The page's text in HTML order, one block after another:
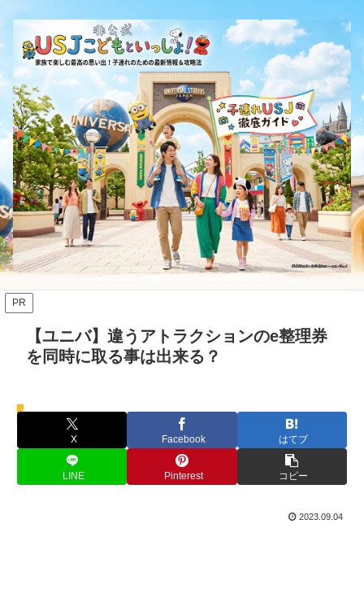
PR
【ユニバ】違うアトラクションのe整理券
を同時に取る事は出来る？
豆知識
X Facebook はてブ
LINE Pinterest コピー
2023.09.04